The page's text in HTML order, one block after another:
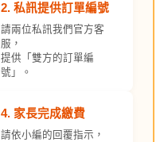
2. 私訊提供訂單編號
請兩位私訊我們官方客
服，
提供「雙方的訂單編
號」。
4. 家長完成繳費
請依小編的回覆指示，